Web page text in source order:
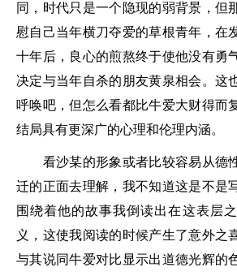
同，时代只是一个隐现的弱背景，但
慰自己当年横刀夺爱的草根青年，在
十年后，良心的煎熬终于使他没有勇
决定与当年自杀的朋友黄泉相会。这
呼唤吧，但怎么看都比牛爱大财得而
结局具有更深广的心理和伦理内涵。
看沙某的形象或者比较容易从德
迁的正面去理解，我不知道这是不是
围绕着他的故事我倒读出在这表层
义，这使我阅读的时候产生了意外之
与其说同牛爱对比显示出道德光辉的